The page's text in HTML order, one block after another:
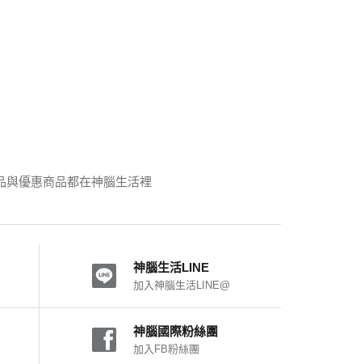
與優惠商品都在神腦生活裡
神腦生活LINE
加入神腦生活LINE@
神腦國際粉絲團
加入FB粉絲團